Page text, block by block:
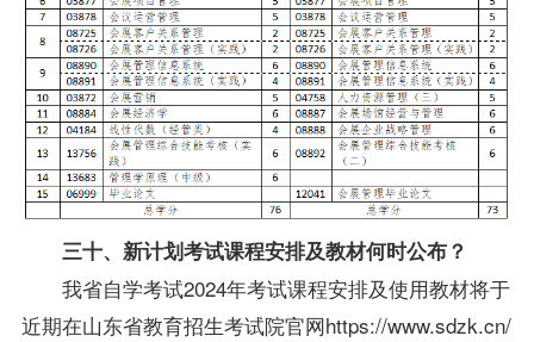
三十、新计划考试课程安排及教材何时公布？
我省自学考试2024年考试课程安排及使用教材将于
近期在山东省教育招生考试院官网https://www.sdzk.cn/